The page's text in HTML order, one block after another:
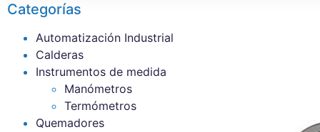
Categorías
Automatización Industrial
Calderas
Instrumentos de medida
Manómetros
Termómetros
Quemadores